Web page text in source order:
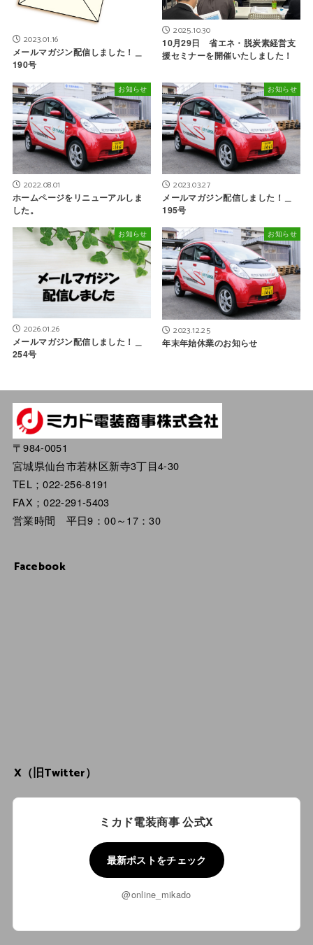
2023.01.16
メールマガジン配信しました！＿
190号
2025.10.30
10月29日 省エネ・脱炭素経営支
援セミナーを開催いたしました！
お知らせ
2022.08.01
ホームページをリニューアルしま
した。
お知らせ
2023.03.27
メールマガジン配信しました！＿
195号
お知らせ
2026.01.26
メールマガジン配信しました！＿
254号
お知らせ
2023.12.25
年末年始休業のお知らせ
〒984-0051
宮城県仙台市若林区新寺3丁目4-30
TEL；022-256-8191
FAX；022-291-5403
営業時間 平日9：00～17：30
Facebook
X（旧Twitter）
ミカド電装商事 公式X
最新ポストをチェック
@online_mikado